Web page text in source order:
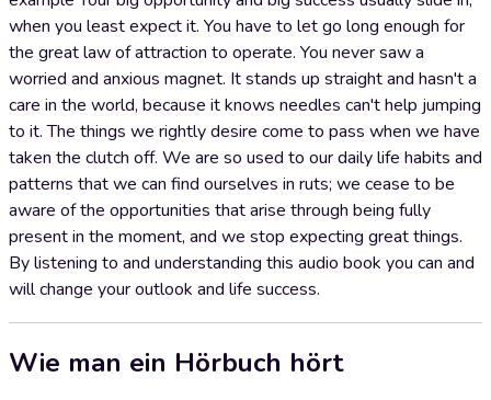
when you least expect it. You have to let go long enough for
the great law of attraction to operate. You never saw a
worried and anxious magnet. It stands up straight and hasn't a
care in the world, because it knows needles can't help jumping
to it. The things we rightly desire come to pass when we have
taken the clutch off. We are so used to our daily life habits and
patterns that we can find ourselves in ruts; we cease to be
aware of the opportunities that arise through being fully
present in the moment, and we stop expecting great things.
By listening to and understanding this audio book you can and
will change your outlook and life success.
Wie man ein Hörbuch hört